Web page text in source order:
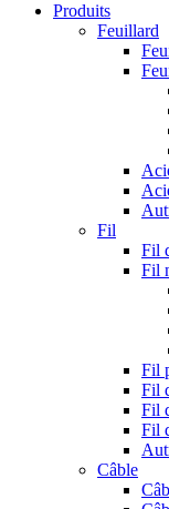
Produits
Feuillard
Fil
Fil
Fil
Fil
Fil
Fil
Fil
Câble